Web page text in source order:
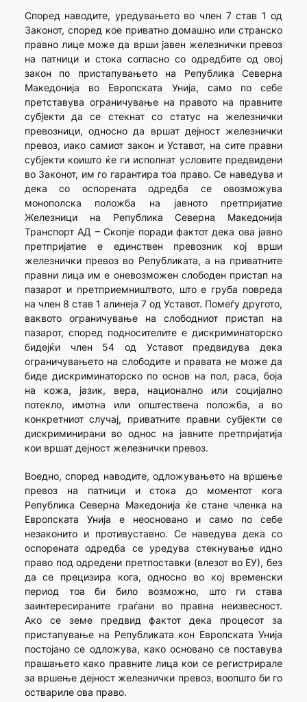
Според наводите, уредувањето во член 7 став 1 од
Законот, според кое приватно домашно или странско
правно лице може да врши јавен железнички превоз
на патници и стока согласно со одредбите од овој
закон по пристапувањето на Република Северна
Македонија во Европската Унија, само по себе
претставува ограничување на правото на правните
субјекти да се стекнат со статус на железнички
превозници, односно да вршат дејност железнички
превоз, иако самиот закон и Уставот, на сите правни
субјекти коишто ќе ги исполнат условите предвидени
во Законот, им го гарантира тоа право. Се наведува и
дека со оспорената одредба се овозможува
монополска положба на јавното претпријатие
Железници на Република Северна Македонија
Транспорт АД – Скопје поради фактот дека ова јавно
претпријатие е единствен превозник кој врши
железнички превоз во Републиката, а на приватните
правни лица им е оневозможен слободен пристап на
пазарот и претприемништвото, што е груба повреда
на член 8 став 1 алинеја 7 од Уставот. Помеѓу другото,
ваквото ограничување на слободниот пристап на
пазарот, според подносителите е дискриминаторско
бидејќи член 54 од Уставот предвидува дека
ограничувањето на слободите и правата не може да
биде дискриминаторско по основ на пол, раса, боја
на кожа, јазик, вера, национално или социјално
потекло, имотна или општествена положба, а во
конкретниот случај, приватните правни субјекти се
дискриминирани во однос на јавните претпријатија
кои вршат дејност железнички превоз.
Воедно, според наводите, одложувањето на вршење
превоз на патници и стока до моментот кога
Република Северна Македонија ќе стане членка на
Европската Унија е неосновано и само по себе
незаконито и противуставно. Се наведува дека со
оспорената одредба се уредува стекнување идно
право под одредени претпоставки (влезот во ЕУ), без
да се прецизира кога, односно во кој временски
период тоа би било возможно, што ги става
заинтересираните граѓани во правна неизвесност.
Ако се земе предвид фактот дека процесот за
пристапување на Републиката кон Европската Унија
постојано се одложува, како основано се поставува
прашањето како правните лица кои се регистрирале
за вршење дејност железнички превоз, воопшто би го
оствариле ова право.